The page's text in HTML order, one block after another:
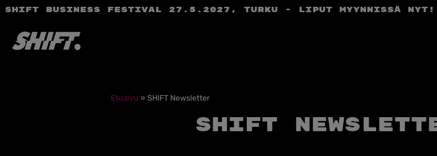
SHIFT Business Festival 27.5.2027, Turku - liput myynnissä nyt!
Etusivu »SHIFT Newsletter
SHIFT